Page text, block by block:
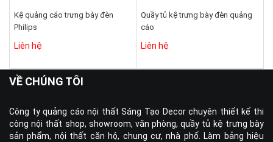
Kệ quảng cáo trưng bày đèn
Philips
Liên hệ
Quầy tủ kệ trưng bày đèn quảng
cáo
Liên hệ
VỀ CHÚNG TÔI
Công ty quảng cáo nội thất Sáng Tạo Decor chuyên thiết kế thi
công nội thất shop, showroom, văn phòng, quầy tủ kệ trưng bày
sản phẩm, nội thất căn hộ, chung cư, nhà phố. Làm bảng hiệu